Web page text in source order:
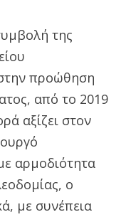
της
προώθηση
από το 2019
αξίζει στον
αρμοδιότητα
ο
με συνέπεια